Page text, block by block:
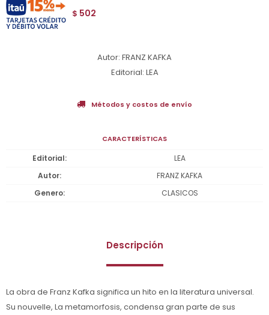
$ 502
Autor: FRANZ KAFKA
Editorial: LEA
Métodos y costos de envío
CARACTERÍSTICAS
Editorial
LEA
Autor
FRANZ KAFKA
Genero
CLASICOS
Descripción
La obra de Franz Kafka significa un hito en la literatura universal.
Su nouvelle, La metamorfosis, condensa gran parte de sus